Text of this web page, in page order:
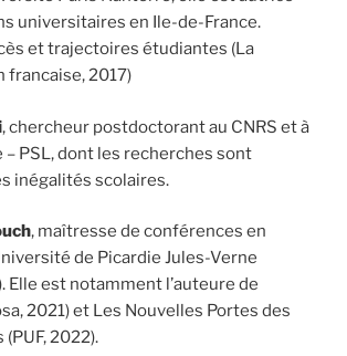
universitaires en Ile-de-France.
et trajectoires étudiantes (La
2017)
, chercheur postdoctorant au CNRS et à
– PSL, dont les recherches sont
inégalités scolaires.
, maîtresse de conférences en
de Picardie Jules-Verne
Elle est notamment l’auteure de
2021) et Les Nouvelles Portes des
2022).